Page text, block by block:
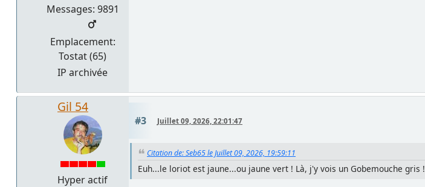
Messages: 9891
Emplacement:
Tostat (65)
IP archivée
Gil 54
Hyper actif
#3 Juillet 09, 2026, 22:01:47
Citation de: Seb65 le Juillet 09, 2026, 19:59:11
Euh...le loriot est jaune...ou jaune vert ! Là, j'y vois un Gobemouche gris !